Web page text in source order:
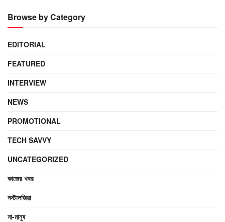
Browse by Category
EDITORIAL
FEATURED
INTERVIEW
NEWS
PROMOTIONAL
TECH SAVVY
UNCATEGORIZED
কাজের খবর
নস্টালজিয়া
না-মানুষ